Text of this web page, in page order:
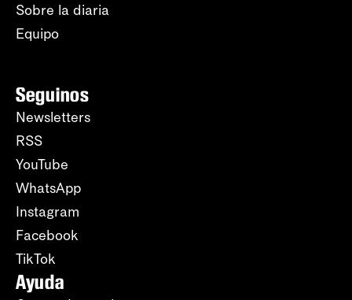
Sobre la diaria
Equipo
Seguinos
Newsletters
RSS
YouTube
WhatsApp
Instagram
Facebook
TikTok
Ayuda